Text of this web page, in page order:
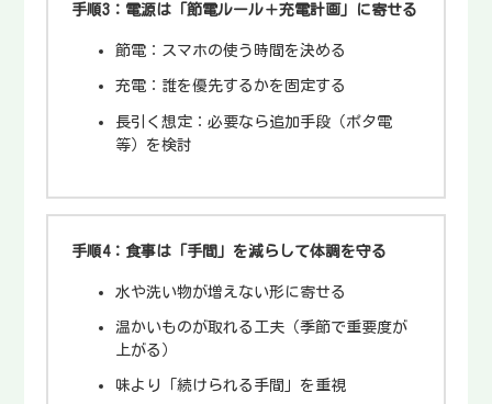
手順3：電源は「節電ルール＋充電計画」に寄せる
節電：スマホの使う時間を決める
充電：誰を優先するかを固定する
長引く想定：必要なら追加手段（ポタ電
等）を検討
手順4：食事は「手間」を減らして体調を守る
水や洗い物が増えない形に寄せる
温かいものが取れる工夫（季節で重要度が
上がる）
味より「続けられる手間」を重視